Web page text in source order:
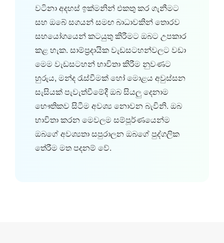
වටිනා අදහස් ඉක්මනින් එකතු කර ගැනීමට
සහ ඔබේ සගයන් සමඟ බාධාවකින් තොරව
සහයෝගයෙන් කටයුතු කිරීමට ඔබට උපකාර
කළ හැක. සාම්ප්‍රදායික වැඩසටහන්වලට වඩා
මෙම වැඩසටහන් භාවිතා කිරීම නුවණට
හුරුය, මන්ද රැස්වීමක් හෝ මොළය අවුස්සන
සැසියක් පැවැත්වීමේදී ඔබ සියලු දෙනාම
භෞතිකව සිටීම අවශ්‍ය නොවන බැවිනි. ඔබ
භාවිතා කරන මෙවලම සම්පූර්ණයෙන්ම
ඔබගේ අවශ්‍යතා සපුරාලන ඔබගේ පුද්ගලික
තේරීම මත පදනම් වේ.